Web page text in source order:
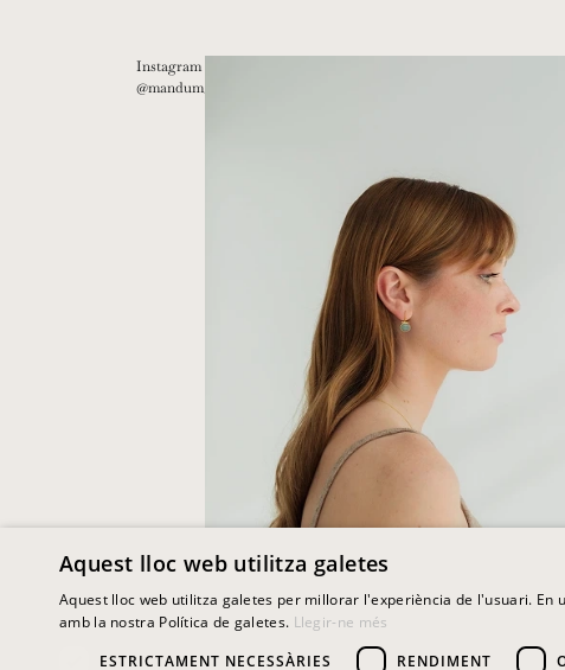
Instagram
@mandum__
Aquest lloc web utilitza galetes
Aquest lloc web utilitza galetes per millorar l'experiència de l'usuari. En
amb la nostra Política de galetes. Llegir-ne més
ESTRICTAMENT NECESSÀRIES
RENDIMENT